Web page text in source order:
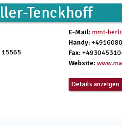
Tenckhoff
15565
E-Mail: mmt-
Handy:
Fax:
Website:
Details anzeigen